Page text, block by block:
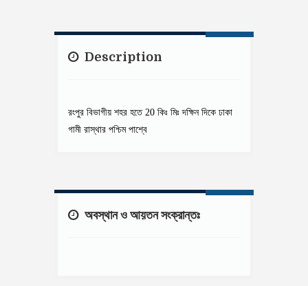
Description
রংপুর বিভাগীয় শহর হতে 20 কিঃ মিঃ দক্ষিন দিকে ঢাকা
গামী রাস্থার পশ্চিম পাশ্বে
অবস্থান ও আয়তন সংক্রান্তঃ